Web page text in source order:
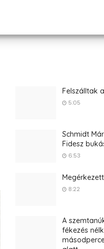
Felszálltak
5:05
Schmidt
Fidesz
6:53
8:22
A
fékezés